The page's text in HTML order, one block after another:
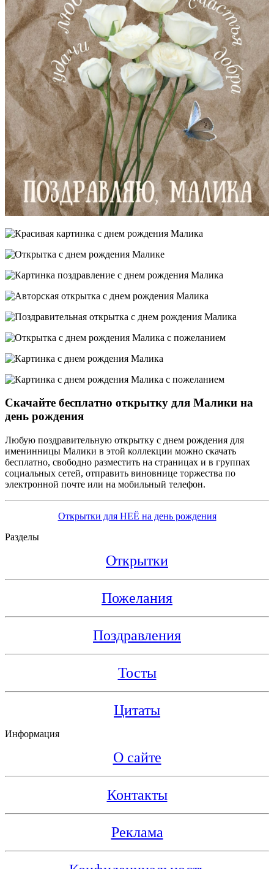
Скачайте бесплатно открытку для Малики на
день рождения
Любую поздравительную открытку с днем рождения для
именинницы Малики в этой коллекции можно скачать
бесплатно, свободно разместить на страницах и в группах
социальных сетей, отправить виновнице торжества по
электронной почте или на мобильный телефон.
Открытки для НЕЁ на день рождения
Разделы
Открытки
Пожелания
Поздравления
Тосты
Цитаты
Информация
О сайте
Контакты
Реклама